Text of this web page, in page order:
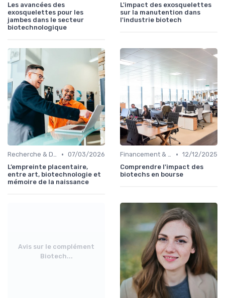
Les avancées des
exosquelettes pour les
jambes dans le secteur
biotechnologique
L'impact des exosquelettes
sur la manutention dans
l'industrie biotech
Recherche & Développement • 07/03/2026
L’empreinte placentaire,
entre art, biotechnologie et
mémoire de la naissance
Financement & Investissements • 12/12/2025
Comprendre l'impact des
biotechs en bourse
Avis sur le complément
Biotech...